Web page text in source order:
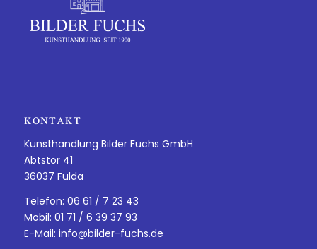
KONTAKT
Kunsthandlung Bilder Fuchs GmbH
Abtstor 41
36037 Fulda
Telefon: 06 61 / 7 23 43
Mobil: 01 71 / 6 39 37 93
E-Mail: info@bilder-fuchs.de